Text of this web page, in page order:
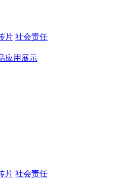
片 社会责任
应用展示
片 社会责任